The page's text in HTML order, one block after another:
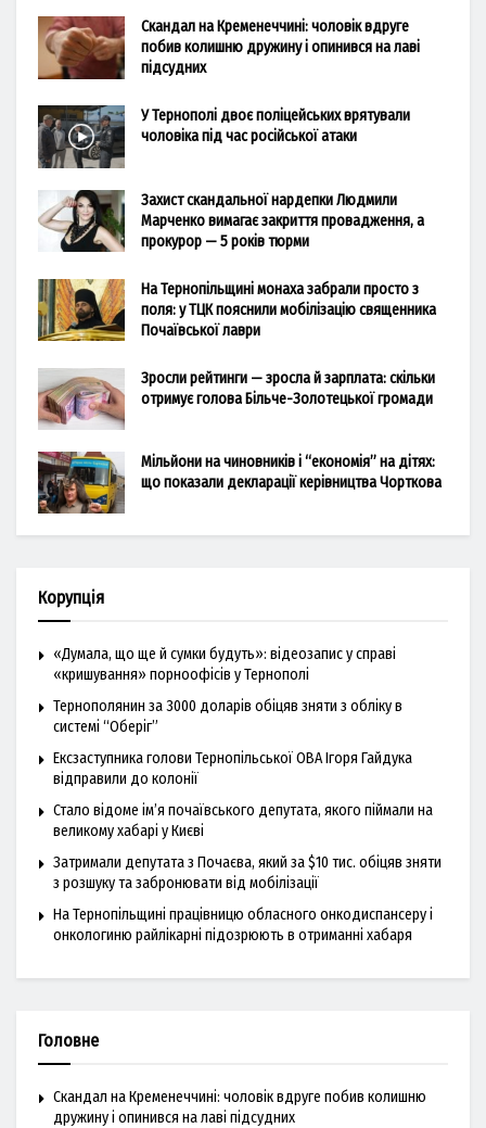
Скандал на Кременеччині: чоловік вдруге
побив колишню дружину і опинився на лаві
підсудних
У Тернополі двоє поліцейських врятували
чоловіка під час російської атаки
Захист скандальної нардепки Людмили
Марченко вимагає закриття провадження, а
прокурор — 5 років тюрми
На Тернопільщині монаха забрали просто з
поля: у ТЦК пояснили мобілізацію священника
Почаївської лаври
Зросли рейтинги — зросла й зарплата: скільки
отримує голова Більче-Золотецької громади
Мільйони на чиновників і “економія” на дітях:
що показали декларації керівництва Чорткова
Корупція
«Думала, що ще й сумки будуть»: відеозапис у справі
«кришування» порноофісів у Тернополі
Тернополянин за 3000 доларів обіцяв зняти з обліку в
системі “Оберіг”
Ексзаступника голови Тернопільської ОВА Ігоря Гайдука
відправили до колонії
Стало відоме ім’я почаївського депутата, якого піймали на
великому хабарі у Києві
Затримали депутата з Почаєва, який за $10 тис. обіцяв зняти
з розшуку та забронювати від мобілізації
На Тернопільщині працівницю обласного онкодиспансеру і
онкологиню райлікарні підозрюють в отриманні хабаря
Головне
Скандал на Кременеччині: чоловік вдруге побив колишню
дружину і опинився на лаві підсудних